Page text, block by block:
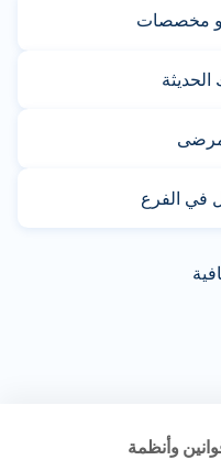
مخصصات
الفرع
وأنظمة